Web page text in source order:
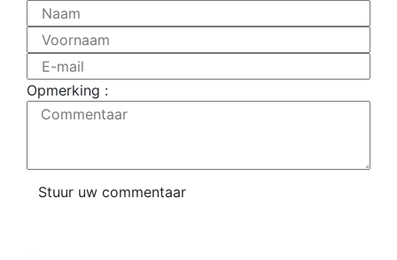
Naam
Voornaam
E-mail
Opmerking :
Commentaar
Stuur uw commentaar